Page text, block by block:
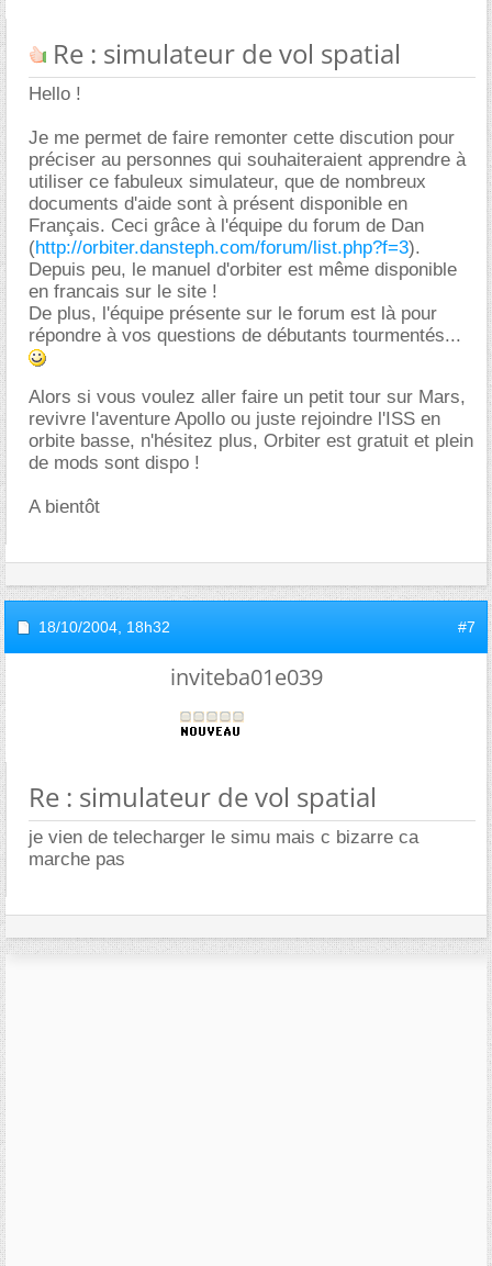
Re : simulateur de vol spatial
Hello !
Je me permet de faire remonter cette discution pour
préciser au personnes qui souhaiteraient apprendre à
utiliser ce fabuleux simulateur, que de nombreux
documents d'aide sont à présent disponible en
Français. Ceci grâce à l'équipe du forum de Dan
(http://orbiter.dansteph.com/forum/list.php?f=3).
Depuis peu, le manuel d'orbiter est même disponible
en francais sur le site !
De plus, l'équipe présente sur le forum est là pour
répondre à vos questions de débutants tourmentés...
Alors si vous voulez aller faire un petit tour sur Mars,
revivre l'aventure Apollo ou juste rejoindre l'ISS en
orbite basse, n'hésitez plus, Orbiter est gratuit et plein
de mods sont dispo !
A bientôt
18/10/2004, 18h32 #7
inviteba01e039
Re : simulateur de vol spatial
je vien de telecharger le simu mais c bizarre ca
marche pas